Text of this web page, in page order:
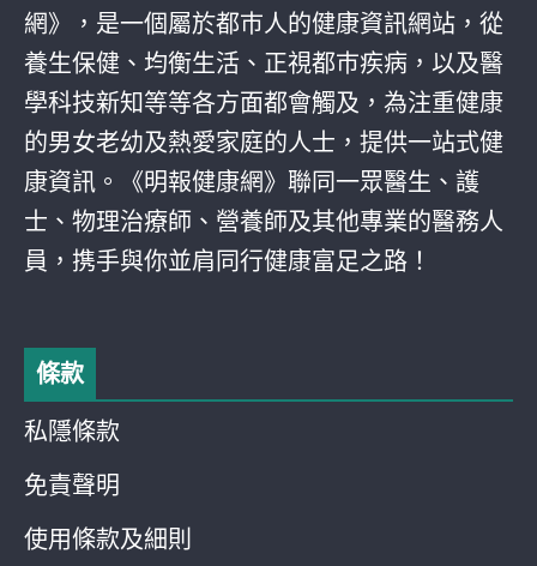
網》，是一個屬於都巿人的健康資訊網站，從
養生保健、均衡生活、正視都巿疾病，以及醫
學科技新知等等各方面都會觸及，為注重健康
的男女老幼及熱愛家庭的人士，提供一站式健
康資訊。《明報健康網》聯同一眾醫生、護
士、物理治療師、營養師及其他專業的醫務人
員，携手與你並肩同行健康富足之路！
條款
私隱條款
免責聲明
使用條款及細則